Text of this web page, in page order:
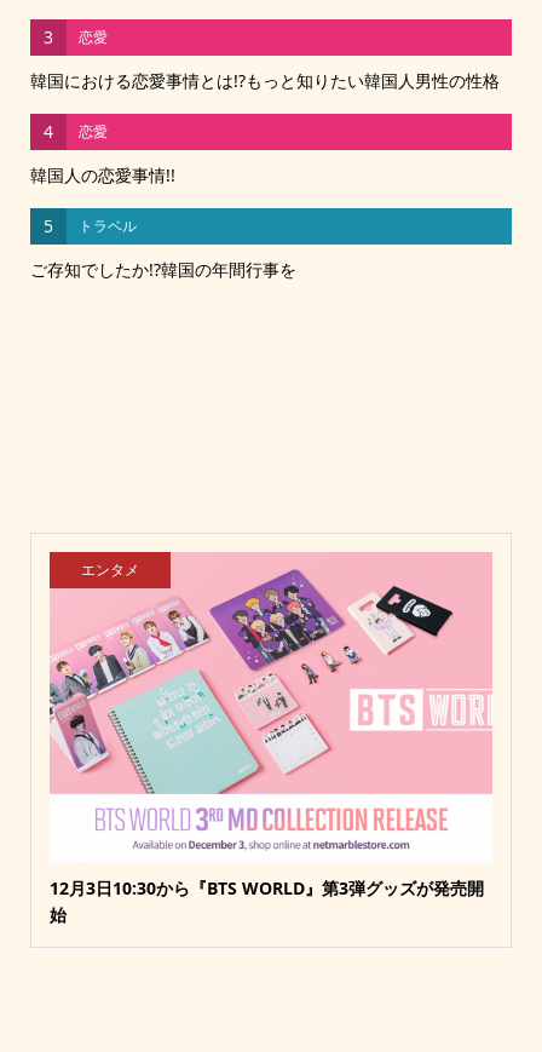
3 恋愛
韓国における恋愛事情とは!?もっと知りたい韓国人男性の性格
4 恋愛
韓国人の恋愛事情!!
5 トラベル
ご存知でしたか!?韓国の年間行事を
エンタメ
12月3日10:30から『BTS WORLD』第3弾グッズが発売開
始